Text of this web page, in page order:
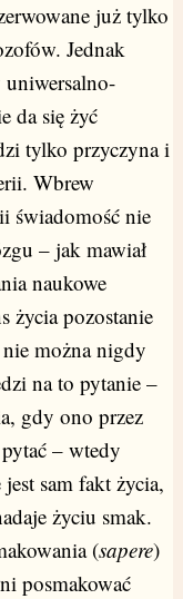
już tylko
Jednak
da się żyć
tylko przyczyna i
Wbrew
świadomość nie
– jak mawiał
naukowe
życia pozostanie
można nigdy
na to pytanie –
gdy ono przez
– wtedy
sam fakt życia,
życiu smak.
(sapere)
posmakować